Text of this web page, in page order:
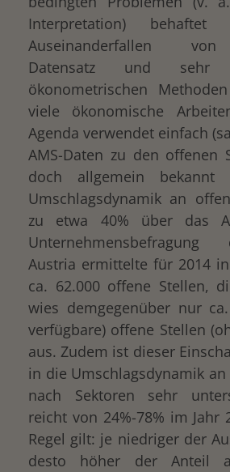
Interpretation) behaftet
Auseinanderfallen
Datensatz und sehr
ökonometrischen
viele ökonomische
Agenda verwendet einfach
AMS-Daten zu den offenen
doch allgemein
Umschlagsdynamik an
zu etwa 40% über das
Austria ermittelte für 2014
ca. 62.000 offene Stellen,
wies demgegenüber nur
verfügbare) offene Stellen
aus. Zudem ist dieser
in die Umschlagsdynamik
nach Sektoren sehr
reicht von 24%-78% im Jahr
Regel gilt: je niedriger der
desto höher der Anteil